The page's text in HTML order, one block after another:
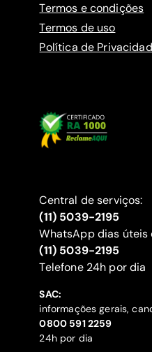
Termos e condições
Termos de uso
Política de
Central de serviços:
(11) 5039-2195
WhatsApp dias úteis
(11) 5039-2195
‍Telefone 24h por dia
SAC:
informações gerais,
‍0800 591 2259
24h por dia